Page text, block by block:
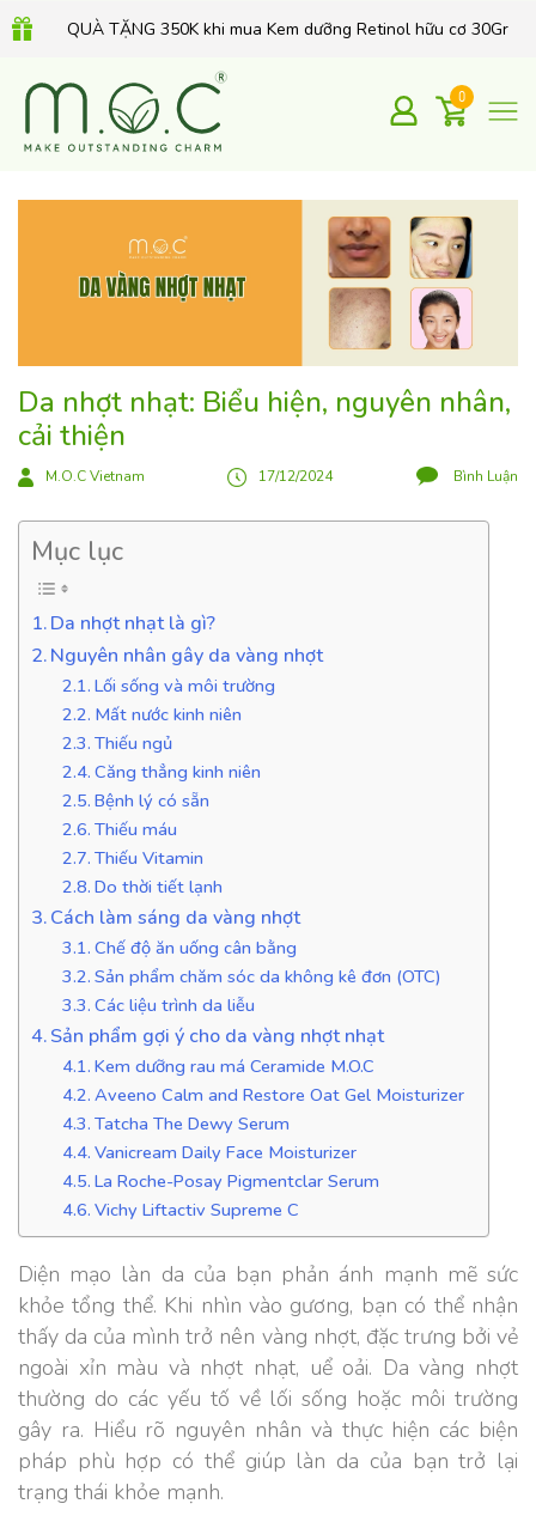
QUÀ TẶNG 350K khi mua Kem dưỡng Retinol hữu cơ 30Gr
0
Da nhợt nhạt: Biểu hiện, nguyên nhân,
cải thiện
M.O.C Vietnam 17/12/2024 Bình Luận
Mục lục
Da nhợt nhạt là gì?
Nguyên nhân gây da vàng nhợt
Lối sống và môi trường
Mất nước kinh niên
Thiếu ngủ
Căng thẳng kinh niên
Bệnh lý có sẵn
Thiếu máu
Thiếu Vitamin
Do thời tiết lạnh
Cách làm sáng da vàng nhợt
Chế độ ăn uống cân bằng
Sản phẩm chăm sóc da không kê đơn (OTC)
Các liệu trình da liễu
Sản phẩm gợi ý cho da vàng nhợt nhạt
Kem dưỡng rau má Ceramide M.O.C
Aveeno Calm and Restore Oat Gel Moisturizer
Tatcha The Dewy Serum
Vanicream Daily Face Moisturizer
La Roche-Posay Pigmentclar Serum
Vichy Liftactiv Supreme C
Diện mạo làn da của bạn phản ánh mạnh mẽ sức
khỏe tổng thể. Khi nhìn vào gương, bạn có thể nhận
thấy da của mình trở nên vàng nhợt, đặc trưng bởi vẻ
ngoài xỉn màu và nhợt nhạt, uể oải. Da vàng nhợt
thường do các yếu tố về lối sống hoặc môi trường
gây ra. Hiểu rõ nguyên nhân và thực hiện các biện
pháp phù hợp có thể giúp làn da của bạn trở lại
trạng thái khỏe mạnh.